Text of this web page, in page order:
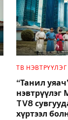
ТВ НЭВТРҮҮЛЭГ
“Танил
нэвтрүүлэг
TV8
хүртээл